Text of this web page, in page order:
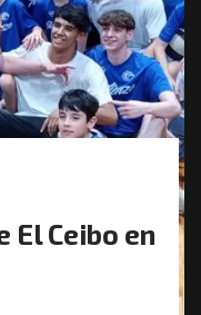
Ceibo en